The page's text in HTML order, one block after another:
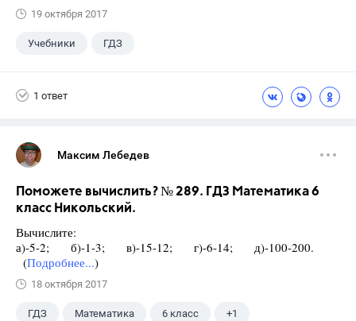
19 октября 2017
Учебники ГДЗ
1 ответ
Максим Лебедев
Поможете вычислить? № 289. ГДЗ Математика 6
класс Никольский.
Вычислите:
а)-5-2; б)-1-3; в)-15-12; г)-6-14; д)-100-200.
(Подробнее...)
18 октября 2017
ГДЗ Математика 6 класс +1